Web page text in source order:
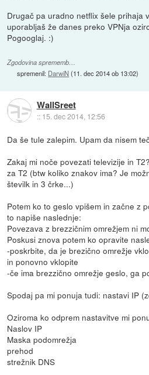
Drugač pa uradno netflix šele prihaja
uporabljaš že danes preko VPNja
Pogooglaj. :)
Zgodovina sprememb…
spremenil: DarwiN (11. dec 2014 ob 13:02)
WallSreet
:: 15. dec 2014, 12:56
Da še tule zalepim. Upam da nisem
Zakaj mi noče povezati televizije in
za T2 (btw koliko znakov ima? Je
številk in 3 črke...)
Potem ko to geslo vpišem in začne z
to napiše naslednje:
Povezava z brezzičnim omrežjem ni
Poskusi znova potem ko opravite
-poskrbite, da je brezično omrežje
in ponovno vklopite
-če ima brezzično omrežje geslo, ga
Spodaj pa mi ponuja tudi: nastavi IP
Oziroma ko odprem nastavitve mi
Naslov IP
Maska podomrežja
prehod
strežnik DNS